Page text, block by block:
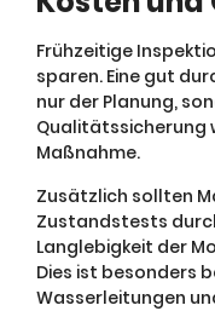
Frühzeitige
sparen. Eine gut
nur der Planung,
Qualitätssicherung
Maßnahme.
Zusätzlich sollten
Zustandstests
Langlebigkeit der
Dies ist besonders
Wasserleitungen